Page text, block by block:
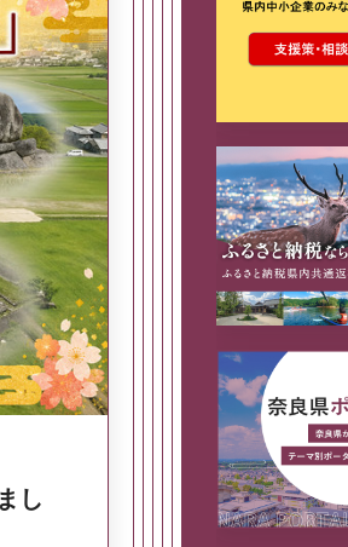
し
「県民だより奈良」
月号
奈良県政策集